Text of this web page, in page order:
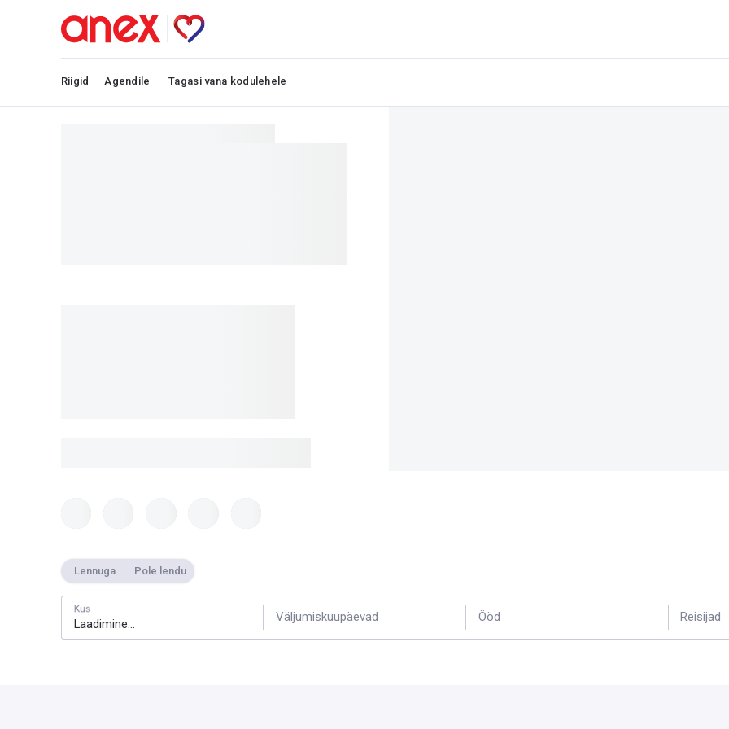
Riigid Agendile Tagasi vana kodulehele
Lennuga Pole lendu
Kus
Väljumiskuupäevad Ööd Reisijad